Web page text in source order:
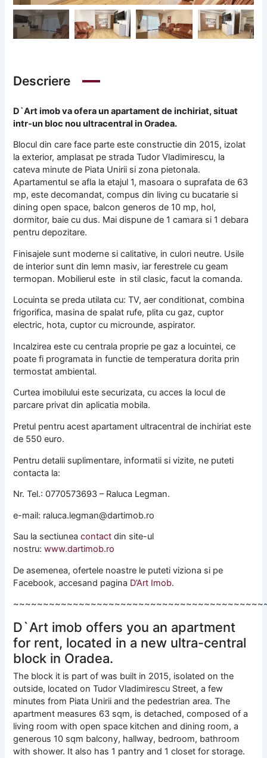
Descriere
D`Art imob va ofera un apartament de inchiriat, situat
intr-un bloc nou ultracentral in Oradea.
Blocul din care face parte este constructie din 2015, izolat
la exterior, amplasat pe strada Tudor Vladimirescu, la
cateva minute de Piata Unirii si zona pietonala.
Apartamentul se afla la etajul 1, masoara o suprafata de 63
mp, este decomandat, compus din living cu bucatarie si
dining open space, balcon generos de 10 mp, hol,
dormitor, baie cu dus. Mai dispune de 1 camara si 1 debara
pentru depozitare.
Finisajele sunt moderne si calitative, in culori neutre. Usile
de interior sunt din lemn masiv, iar ferestrele cu geam
termopan. Mobilierul este in stil clasic, facut la comanda.
Locuinta se preda utilata cu: TV, aer conditionat, combina
frigorifica, masina de spalat rufe, plita cu gaz, cuptor
electric, hota, cuptor cu microunde, aspirator.
Incalzirea este cu centrala proprie pe gaz a locuintei, ce
poate fi programata in functie de temperatura dorita prin
termostat ambiental.
Curtea imobilului este securizata, cu acces la locul de
parcare privat din aplicatia mobila.
Pretul pentru acest apartament ultracentral de inchiriat este
de 550 euro.
Pentru detalii suplimentare, informatii si vizite, ne puteti
contacta la:
Nr. Tel.: 0770573693 – Raluca Legman.
e-mail: raluca.legman@dartimob.ro
Sau la sectiuneacontact din site-ul
nostru:www.dartimob.ro
De asemenea, ofertele noastre le puteti viziona si pe
Facebook, accesand pagina D’Art Imob.
D`Art imob offers you an apartment
for rent, located in a new ultra-central
block in Oradea.
The block it is part of was built in 2015, isolated on the
outside, located on Tudor Vladimirescu Street, a few
minutes from Piata Unirii and the pedestrian area. The
apartment measures 63 sqm, is detached, composed of a
living room with open space kitchen and dining room, a
generous 10 sqm balcony, hallway, bedroom, bathroom
with shower. It also has 1 pantry and 1 closet for storage.